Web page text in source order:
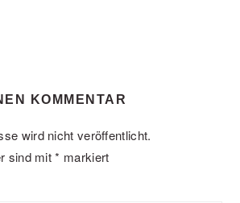
KOMMENTAR
wird nicht veröffentlicht.
sind mit* markiert